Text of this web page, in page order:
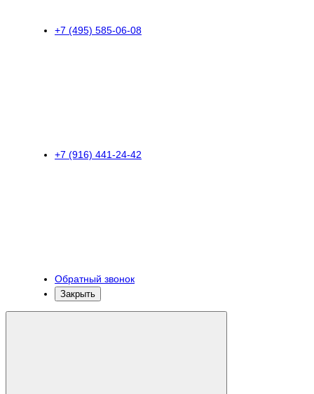
+7 (495) 585-06-08
+7 (916) 441-24-42
Обратный звонок
Закрыть